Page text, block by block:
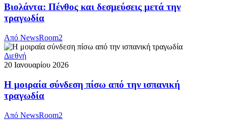
Βιολάντα: Πένθος και δεσμεύσεις μετά την
τραγωδία
Από NewsRoom2
Διεθνή
20 Ιανουαρίου 2026
Η μοιραία σύνδεση πίσω από την ισπανική
τραγωδία
Από NewsRoom2